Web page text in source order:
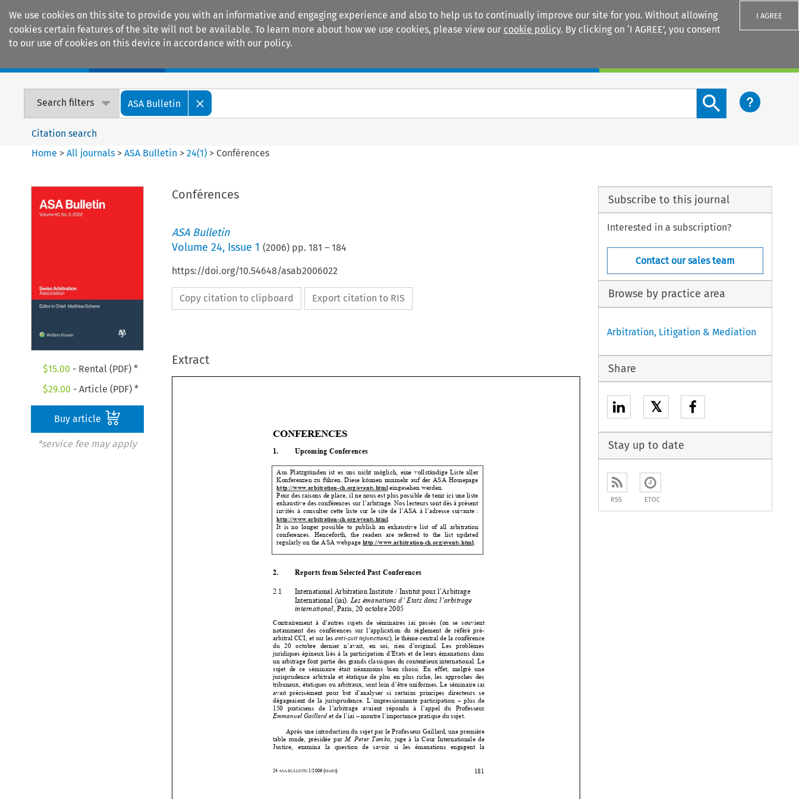
We use cookies on this site to provide you with an informative and engaging experience and also to help us to continually improve our site for you. Without allowing
cookies certain features of the site will not be available. To learn more about how we use cookies, please view our cookie policy. By clicking on ‘I AGREE’, you consent
to our use of cookies on this device in accordance with our policy.
I AGREE
Search filters ASA Bulletin
Search content button
Citation search
Home >All journals >ASA Bulletin >24(1) > Conférences
$15.00 - Rental (PDF) *
$29.00 - Article (PDF) *
Buy article
*service fee may apply
Conférences
ASA Bulletin
Volume 24, Issue 1 (2006) pp. 181 – 184
https://doi.org/10.54648/asab2006022
Copy citation to clipboard Export citation to RIS
Extract
     


 
  






 


 



 
 

 




 
  



 
 
 
 



 
1.         Upcoming         Conferences
2. Reports from Selected Past Conferences
2.1 International Arbitration Institute / Institut pour l’Arbitrage
International (iai). Les émanations d’ Etats dans l’arbitrage
international, Paris, 20 octobre 2005
Contrairement  à  d’autres  sujets  de  séminaires  iai  passés  (on  se  souvient
notamment  des  conférences  sur  l’application  du  règlement  de  référé  pré-
arbitral CCI, et sur les anti-suit injunctions), le thème central de la conférence
du   20   octobre   dernier   n’avait,   en   soi,   rien   d’original.   Les   problèmes
juridiques  épineux  liés  à  la  participation d’Etats  et  de  leurs  émanations  dans
un arbitrage font partie des grands classiques du contentieux international. Le
sujet  de  ce  séminaire  était  néanmoins  bien  choisi.  En  effet,  malgré  une
jurisprudence  arbitrale  et  étatique  de plus  en  plus  riche,  les  approches  des
tribunaux, étatiques ou arbitraux, sont loin d’être uniformes. Le séminaire iai
avait  précisément  pour  but  d’analyser  si  certains  principes  directeurs  se
dégageaient  de  la  jurisprudence.  L’impressionnante  participation  –  plus  de
150   praticiens   de   l’arbitrage   avai
ent   répondu   à   l’appel   du   Professeur
Emmanuel Gaillard
et de l’iai – montre l’importance pratique du sujet.
Après une introduction du sujet par le
Professeur Gaillard, une première
table  ronde,  présidée  par M.  Peter  Tomka,  juge  à  la  Cour  Internationale  de
Justice,   examina   la   question   de   savoir   si   les   émanations   engagent   la
Aus  Platzgründen  ist  es  uns  nicht  möglich,  eine  vollständige  Liste  aller
Konferenzen  zu  führen.  Diese  können  nunmehr  auf  der  ASA  Homepage
http://www.arbitration-ch.org/events.html eingesehen werden.
Pour des raisons de place, il ne nous est
plus possible de tenir ici une liste
exhaustive des conférences sur l’arbitr age. Nos lecteurs sont dès à présent
invités  à  consulter  cette  liste  sur  le site  de  l’ASA  à  l’adresse  suivante  :
http://www.arbitration-ch.org/events.html.
It  is  no  longer  possible  to  publish  an  exhaustive  list  of  all  arbitration
conferences.  Henceforth,  the  readers  are  referred  to  the  list  updated
regularly on the ASA webpage http://www.arbitration-ch.org/events.html.
Subscribe to this journal
Interested in a subscription?
Contact our sales team
Browse by practice area
Arbitration, Litigation & Mediation
Share
𝕏
Stay up to date
RSS ETOC